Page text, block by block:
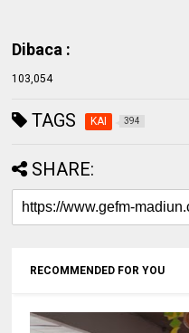
Dibaca :
103,054
TAGS KAI 394
SHARE:
RECOMMENDED FOR YOU